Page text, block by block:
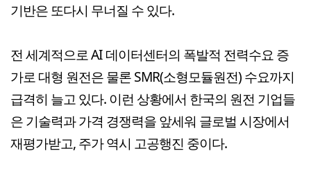
기반은 또다시 무너질 수 있다.
전 세계적으로 AI 데이터센터의 폭발적 전력수요 증
가로 대형 원전은 물론 SMR(소형모듈원전) 수요까지
급격히 늘고 있다. 이런 상황에서 한국의 원전 기업들
은 기술력과 가격 경쟁력을 앞세워 글로벌 시장에서
재평가받고, 주가 역시 고공행진 중이다.